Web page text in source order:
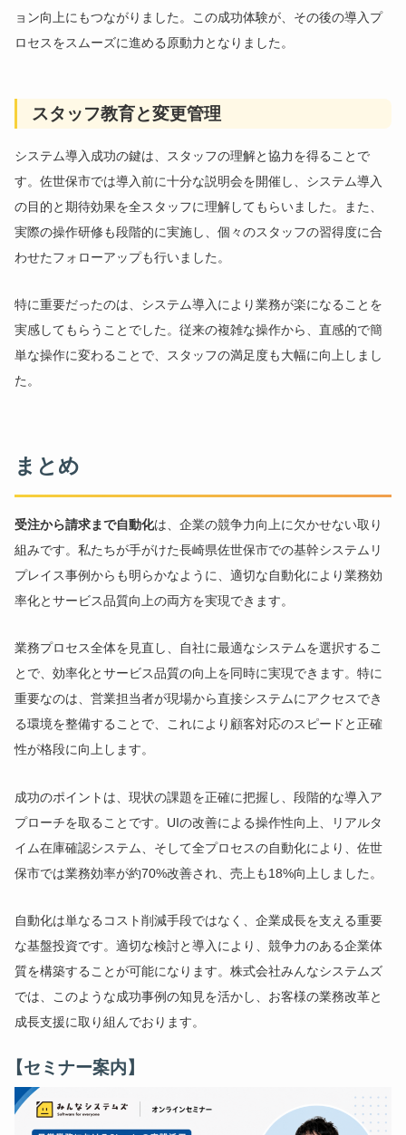
ョン向上にもつながりました。この成功体験が、その後の導入プ
ロセスをスムーズに進める原動力となりました。
スタッフ教育と変更管理
システム導入成功の鍵は、スタッフの理解と協力を得ることで
す。佐世保市では導入前に十分な説明会を開催し、システム導入
の目的と期待効果を全スタッフに理解してもらいました。また、
実際の操作研修も段階的に実施し、個々のスタッフの習得度に合
わせたフォローアップも行いました。
特に重要だったのは、システム導入により業務が楽になることを
実感してもらうことでした。従来の複雑な操作から、直感的で簡
単な操作に変わることで、スタッフの満足度も大幅に向上しまし
た。
まとめ
受注から請求まで自動化は、企業の競争力向上に欠かせない取り
組みです。私たちが手がけた長崎県佐世保市での基幹システムリ
プレイス事例からも明らかなように、適切な自動化により業務効
率化とサービス品質向上の両方を実現できます。
業務プロセス全体を見直し、自社に最適なシステムを選択するこ
とで、効率化とサービス品質の向上を同時に実現できます。特に
重要なのは、営業担当者が現場から直接システムにアクセスでき
る環境を整備することで、これにより顧客対応のスピードと正確
性が格段に向上します。
成功のポイントは、現状の課題を正確に把握し、段階的な導入ア
プローチを取ることです。UIの改善による操作性向上、リアルタ
イム在庫確認システム、そして全プロセスの自動化により、佐世
保市では業務効率が約70%改善され、売上も18%向上しました。
自動化は単なるコスト削減手段ではなく、企業成長を支える重要
な基盤投資です。適切な検討と導入により、競争力のある企業体
質を構築することが可能になります。株式会社みんなシステムズ
では、このような成功事例の知見を活かし、お客様の業務改革と
成長支援に取り組んでおります。
【セミナー案内】